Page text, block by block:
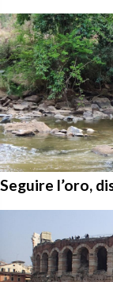
Seguire l’oro,